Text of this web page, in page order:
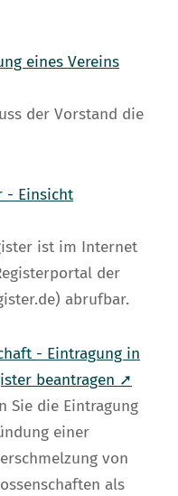
eines Vereins
der Vorstand die
- Einsicht
ist im Internet
der
abrufbar.
- Eintragung in
beantragen ➚
Sie die Eintragung
einer
von
als